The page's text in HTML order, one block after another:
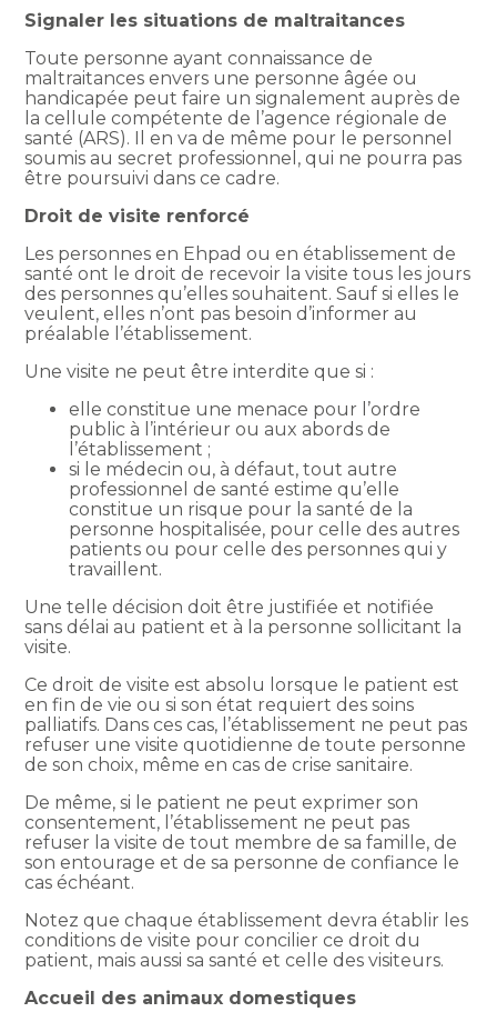
Signaler les situations de maltraitances
Toute personne ayant connaissance de
maltraitances envers une personne âgée ou
handicapée peut faire un signalement auprès de
la cellule compétente de l’agence régionale de
santé (ARS). Il en va de même pour le personnel
soumis au secret professionnel, qui ne pourra pas
être poursuivi dans ce cadre.
Droit de visite renforcé
Les personnes en Ehpad ou en établissement de
santé ont le droit de recevoir la visite tous les jours
des personnes qu’elles souhaitent. Sauf si elles le
veulent, elles n’ont pas besoin d’informer au
préalable l’établissement.
Une visite ne peut être interdite que si :
elle constitue une menace pour l’ordre
public à l’intérieur ou aux abords de
l’établissement ;
si le médecin ou, à défaut, tout autre
professionnel de santé estime qu’elle
constitue un risque pour la santé de la
personne hospitalisée, pour celle des autres
patients ou pour celle des personnes qui y
travaillent.
Une telle décision doit être justifiée et notifiée
sans délai au patient et à la personne sollicitant la
visite.
Ce droit de visite est absolu lorsque le patient est
en fin de vie ou si son état requiert des soins
palliatifs. Dans ces cas, l’établissement ne peut pas
refuser une visite quotidienne de toute personne
de son choix, même en cas de crise sanitaire.
De même, si le patient ne peut exprimer son
consentement, l’établissement ne peut pas
refuser la visite de tout membre de sa famille, de
son entourage et de sa personne de confiance le
cas échéant.
Notez que chaque établissement devra établir les
conditions de visite pour concilier ce droit du
patient, mais aussi sa santé et celle des visiteurs.
Accueil des animaux domestiques